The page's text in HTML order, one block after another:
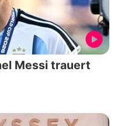
Messi trauert